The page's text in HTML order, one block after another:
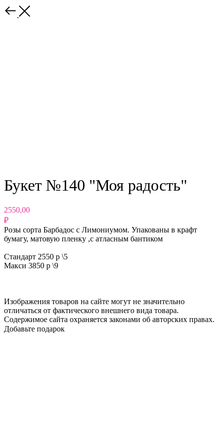
Назад
Букет №140 "Моя радость"
2550,00
₽
Розы сорта Барбадос с Лимониумом. Упакованы в крафт
бумагу, матовую пленку ,с атласным бантиком
Стандарт 2550 р \5
Макси 3850 р \9
Изображения товаров на сайте могут не значительно
отличаться от фактического внешнего вида товара.
Содержимое сайта охраняется законами об авторских правах.
Добавьте подарок